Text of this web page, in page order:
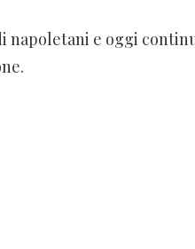
napoletani e oggi